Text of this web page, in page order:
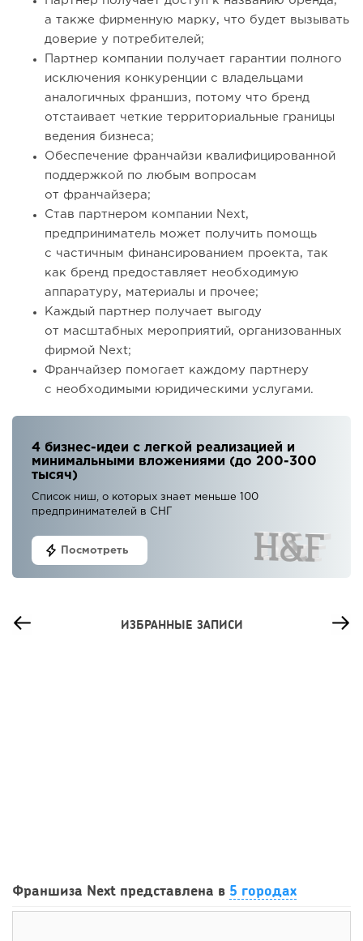
а также фирменную марку, что будет вызывать
доверие у потребителей;
Партнер компании получает гарантии полного
исключения конкуренции с владельцами
аналогичных франшиз, потому что бренд
отстаивает четкие территориальные границы
ведения бизнеса;
Обеспечение франчайзи квалифицированной
поддержкой по любым вопросам
от франчайзера;
Став партнером компании Next,
предприниматель может получить помощь
с частичным финансированием проекта, так
как бренд предоставляет необходимую
аппаратуру, материалы и прочее;
Каждый партнер получает выгоду
от масштабных мероприятий, организованных
фирмой Next;
Франчайзер помогает каждому партнеру
с необходимыми юридическими услугами.
4 бизнес-идеи с легкой реализацией и
минимальными вложениями (до 200-300
тысяч)
Список ниш, о которых знает меньше 100
предпринимателей в СНГ
Посмотреть
ИЗБРАННЫЕ ЗАПИСИ
открытия заведения
Франшиза Next представлена в 5 городах